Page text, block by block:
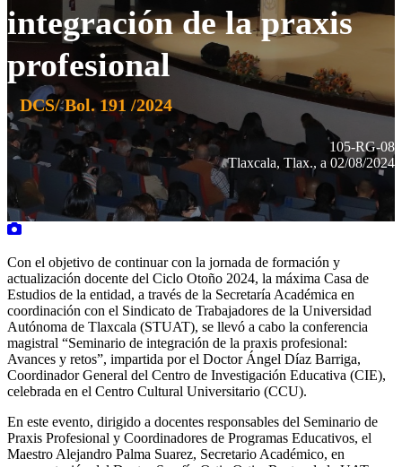
integración de la praxis
profesional
DCS/ Bol. 191 /2024
105-RG-08
Tlaxcala, Tlax., a 02/08/2024
Con el objetivo de continuar con la jornada de formación y
actualización docente del Ciclo Otoño 2024, la máxima Casa de
Estudios de la entidad, a través de la Secretaría Académica en
coordinación con el Sindicato de Trabajadores de la Universidad
Autónoma de Tlaxcala (STUAT), se llevó a cabo la conferencia
magistral “Seminario de integración de la praxis profesional:
Avances y retos”, impartida por el Doctor Ángel Díaz Barriga,
Coordinador General del Centro de Investigación Educativa (CIE),
celebrada en el Centro Cultural Universitario (CCU).
En este evento, dirigido a docentes responsables del Seminario de
Praxis Profesional y Coordinadores de Programas Educativos, el
Maestro Alejandro Palma Suarez, Secretario Académico, en